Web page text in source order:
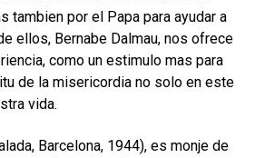
tambien por el Papa para ayudar a
ellos, Bernabe Dalmau, nos ofrece
como un estimulo mas para
de la misericordia no solo en este
vida.
Barcelona, 1944), es monje de